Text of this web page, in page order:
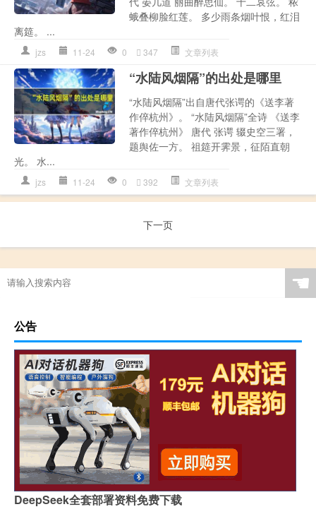
蛾叠柳脸红莲。 多少雨条烟叶恨，红泪
离筵。 ...
jzs 11-24 0 347 文章列表
“水陆风烟隔”的出处是哪里
“水陆风烟隔”出自唐代张谔的《送李著
作倅杭州》。 “水陆风烟隔”全诗 《送李
著作倅杭州》 唐代 张谔 辍史空三署，
题舆佐一方。 祖筵开霁景，征陌直朝
光。 水...
jzs 11-24 0 392 文章列表
下一页
☚
公告
DeepSeek全套部署资料免费下载